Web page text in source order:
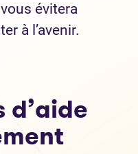
évitera
à l’avenir.
d’aide